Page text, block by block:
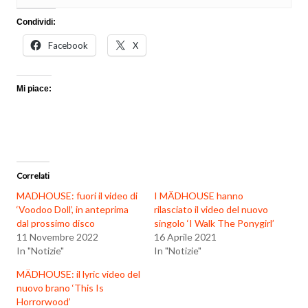
Condividi:
Facebook X
Mi piace:
Correlati
MADHOUSE: fuori il video di
‘Voodoo Doll’, in anteprima
dal prossimo disco
11 Novembre 2022
In "Notizie"
I MÄDHOUSE hanno
rilasciato il video del nuovo
singolo ‘I Walk The Ponygirl’
16 Aprile 2021
In "Notizie"
MÄDHOUSE: il lyric video del
nuovo brano ‘This Is
Horrorwood’